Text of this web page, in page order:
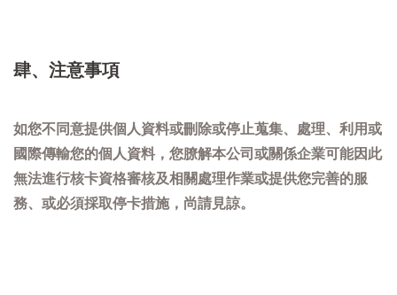
肆、注意事項
如您不同意提供個人資料或刪除或停止蒐集、處理、利用或
國際傳輸您的個人資料，您膫解本公司或關係企業可能因此
無法進行核卡資格審核及相關處理作業或提供您完善的服
務、或必須採取停卡措施，尚請見諒。